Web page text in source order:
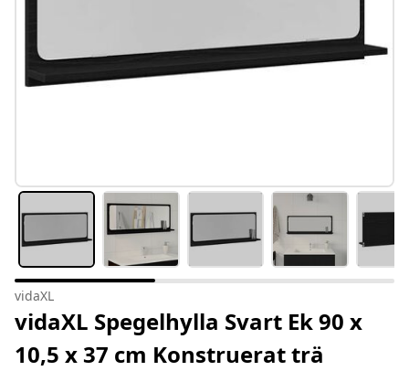
vidaXL
vidaXL Spegelhylla Svart Ek 90 x
10,5 x 37 cm Konstruerat trä